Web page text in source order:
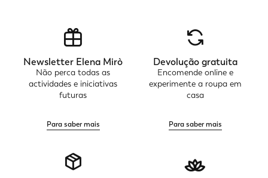
Newsletter Elena Mirò
Não perca todas as
actividades e iniciativas
futuras
Para saber mais
Devolução gratuita
Encomende online e
experimente a roupa em
casa
Para saber mais